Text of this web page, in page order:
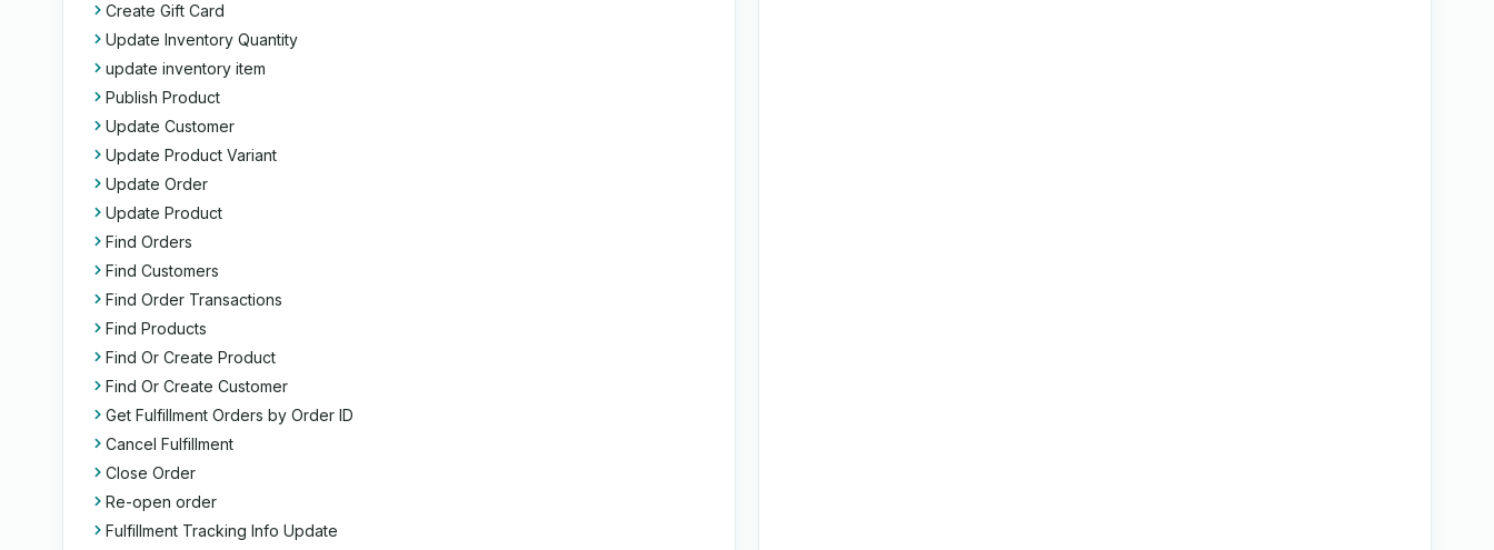
Create Gift Card
Update Inventory Quantity
update inventory item
Publish Product
Update Customer
Update Product Variant
Update Order
Update Product
Find Orders
Find Customers
Find Order Transactions
Find Products
Find Or Create Product
Find Or Create Customer
Get Fulfillment Orders by Order ID
Cancel Fulfillment
Close Order
Re-open order
Fulfillment Tracking Info Update